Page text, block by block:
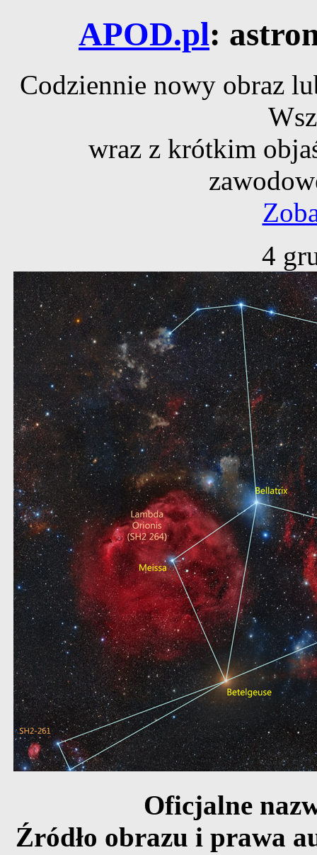
APOD.pl:
Codziennie nowy obraz
wraz z krótkim
4
Oficjalne
Źródło obrazu i prawa